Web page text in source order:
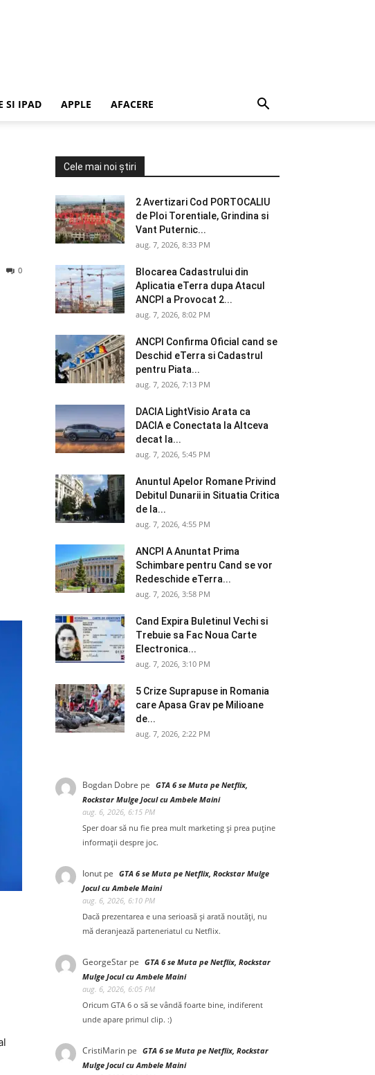
SI IPAD APPLE AFACERE
0
Cele mai noi știri
2 Avertizari Cod PORTOCALIU
de Ploi Torentiale, Grindina si
Vant Puternic...
aug. 7, 2026, 8:33 PM
Blocarea Cadastrului din
Aplicatia eTerra dupa Atacul
ANCPI a Provocat 2...
aug. 7, 2026, 8:02 PM
ANCPI Confirma Oficial cand se
Deschid eTerra si Cadastrul
pentru Piata...
aug. 7, 2026, 7:13 PM
DACIA LightVisio Arata ca
DACIA e Conectata la Altceva
decat la...
aug. 7, 2026, 5:45 PM
Anuntul Apelor Romane Privind
Debitul Dunarii in Situatia Critica
de la...
aug. 7, 2026, 4:55 PM
ANCPI A Anuntat Prima
Schimbare pentru Cand se vor
Redeschide eTerra...
aug. 7, 2026, 3:58 PM
Cand Expira Buletinul Vechi si
Trebuie sa Fac Noua Carte
Electronica...
aug. 7, 2026, 3:10 PM
5 Crize Suprapuse in Romania
care Apasa Grav pe Milioane
de...
aug. 7, 2026, 2:22 PM
Bogdan Dobre pe GTA 6 se Muta pe Netflix,
Rockstar Mulge Jocul cu Ambele Maini
aug. 6, 2026, 6:15 PM
Sper doar să nu fie prea mult marketing și prea puține
informații despre joc.
Ionut pe GTA 6 se Muta pe Netflix, Rockstar Mulge
Jocul cu Ambele Maini
aug. 6, 2026, 6:10 PM
Dacă prezentarea e una serioasă și arată noutăți, nu
mă deranjează parteneriatul cu Netflix.
GeorgeStar pe GTA 6 se Muta pe Netflix, Rockstar
Mulge Jocul cu Ambele Maini
aug. 6, 2026, 6:05 PM
Oricum GTA 6 o să se vândă foarte bine, indiferent
unde apare primul clip. :)
CristiMarin pe GTA 6 se Muta pe Netflix, Rockstar
Mulge Jocul cu Ambele Maini